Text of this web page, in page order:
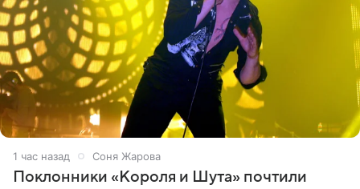
1 час назад Соня Жарова
Поклонники «Короля и Шута» почтили